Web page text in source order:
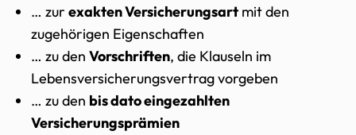
… zur exakten Versicherungsartmit den
zugehörigen Eigenschaften
… zu den Vorschriften, die Klauseln im
Lebensversicherungsvertrag vorgeben
… zu den bis dato eingezahlten
Versicherungsprämien